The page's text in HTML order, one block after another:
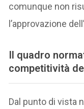
comunque non
l’approvazione
Il quadro
competitività
Dal punto di vista